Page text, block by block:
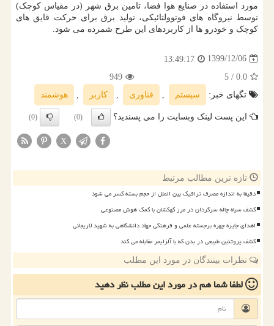
مورد استفاده در صنایع هوا فضا، تامین برق شهر (در مقیاس کوچک)
توسط نیروگاه های فوتوولتائیکی، تولید برق برای حرکت قایق های
کوچک و خودرو ها از کاربردهای این طرح شمرده می شود.
1399/12/06
13:49:17
0.0
/ 5
949
تگهای خبر:
سیستم فناوری كاربر هوشمند
این پست لینک وبسایت را می پسندید؟ (0)
(0)
X
تازه ترین مطالب مرتبط
دقیقا به اندازه مصرف ترافیک بین الملل از حجم بسته کسر می شود
کشف سیاه چاله سرگردان در مرز کهکشان با کمک هوش مصنوعی
اهدای جایزه چهره برجسته علمی و فرهنگی جهاد دانشگاهی به شهید لاریجانی
کشف پروتئین طبیعی در بدن که با آلزایمر مقابله می کند
نظرات بینندگان در مورد این مطلب
لطفا شما همدر مورد این مطلبنظر دهید